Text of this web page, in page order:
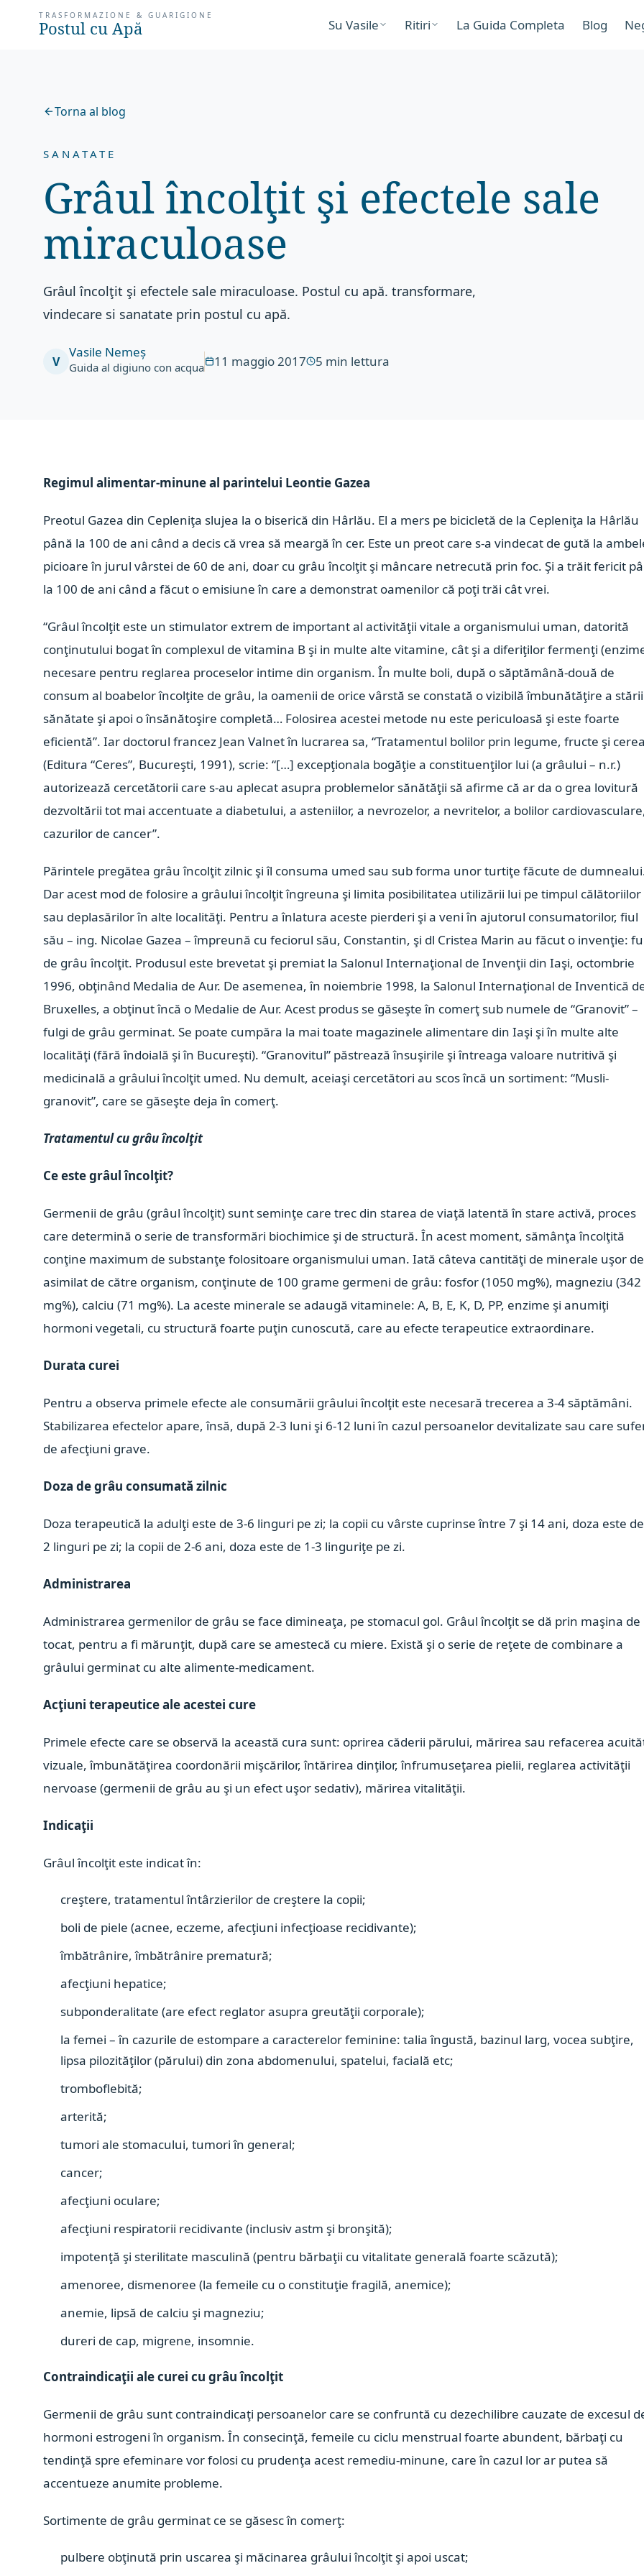
TRASFORMAZIONE & GUARIGIONE
Postul cu Apă Su Vasile Ritiri La Guida Completa Blog
Torna al blog
SANATATE
Grâul încolţit şi efectele sale
miraculoase
Grâul încolţit şi efectele sale miraculoase. Postul cu apă. transformare,
vindecare si sanatate prin postul cu apă.
V
Vasile Nemeș
Guida al digiuno con acqua 11 maggio 2017 5 min lettura
Regimul alimentar-minune al parintelui Leontie Gazea
Preotul Gazea din Cepleniţa slujea la o biserică din Hârlău. El a mers pe bicicletă de la Cepleniţa la Hârlău
până la 100 de ani când a decis că vrea să meargă în cer. Este un preot care s-a vindecat de gută la
picioare în jurul vârstei de 60 de ani, doar cu grâu încolţit şi mâncare netrecută prin foc. Şi a trăit fericit
la 100 de ani când a făcut o emisiune în care a demonstrat oamenilor că poţi trăi cât vrei.
“Grâul încolţit este un stimulator extrem de important al activităţii vitale a organismului uman, datorită
conţinutului bogat în complexul de vitamina B şi in multe alte vitamine, cât şi a diferiţilor fermenţi
necesare pentru reglarea proceselor intime din organism. În multe boli, după o săptămână-două de
consum al boabelor încolţite de grâu, la oamenii de orice vârstă se constată o vizibilă îmbunătăţire a
sănătate şi apoi o însănătoşire completă… Folosirea acestei metode nu este periculoasă şi este foarte
eficientă”. Iar doctorul francez Jean Valnet în lucrarea sa, “Tratamentul bolilor prin legume, fructe şi
(Editura “Ceres”, Bucureşti, 1991), scrie: “[…] excepţionala bogăţie a constituenţilor lui (a grâului – n.r.)
autorizează cercetătorii care s-au aplecat asupra problemelor sănătăţii să afirme că ar da o grea lovitură
dezvoltării tot mai accentuate a diabetului, a asteniilor, a nevrozelor, a nevritelor, a bolilor
cazurilor de cancer”.
Părintele pregătea grâu încolţit zilnic şi îl consuma umed sau sub forma unor turtiţe făcute de
Dar acest mod de folosire a grâului încolţit îngreuna şi limita posibilitatea utilizării lui pe timpul călătoriilor
sau deplasărilor în alte localităţi. Pentru a înlatura aceste pierderi şi a veni în ajutorul consumatorilor, fiul
său – ing. Nicolae Gazea – împreună cu feciorul său, Constantin, şi dl Cristea Marin au făcut o invenţie:
de grâu încolţit. Produsul este brevetat şi premiat la Salonul Internaţional de Invenţii din Iaşi, octombrie
1996, obţinând Medalia de Aur. De asemenea, în noiembrie 1998, la Salonul Internaţional de Inventică
Bruxelles, a obţinut încă o Medalie de Aur. Acest produs se găseşte în comerţ sub numele de “Granovit” –
fulgi de grâu germinat. Se poate cumpăra la mai toate magazinele alimentare din Iaşi şi în multe alte
localităţi (fără îndoială şi în Bucureşti). “Granovitul” păstrează însuşirile şi întreaga valoare nutritivă şi
medicinală a grâului încolţit umed. Nu demult, aceiaşi cercetători au scos încă un sortiment: “Musli-
granovit”, care se găseşte deja în comerţ.
Tratamentul cu grâu încolţit
Ce este grâul încolţit?
Germenii de grâu (grâul încolţit) sunt seminţe care trec din starea de viaţă latentă în stare activă, proces
care determină o serie de transformări biochimice şi de structură. În acest moment, sămânţa încolţită
conţine maximum de substanţe folositoare organismului uman. Iată câteva cantităţi de minerale uşor de
asimilat de către organism, conţinute de 100 grame germeni de grâu: fosfor (1050 mg%), magneziu (342
mg%), calciu (71 mg%). La aceste minerale se adaugă vitaminele: A, B, E, K, D, PP, enzime şi anumiţi
hormoni vegetali, cu structură foarte puţin cunoscută, care au efecte terapeutice extraordinare.
Durata curei
Pentru a observa primele efecte ale consumării grâului încolţit este necesară trecerea a 3-4 săptămâni.
Stabilizarea efectelor apare, însă, după 2-3 luni şi 6-12 luni în cazul persoanelor devitalizate sau care
de afecţiuni grave.
Doza de grâu consumată zilnic
Doza terapeutică la adulţi este de 3-6 linguri pe zi; la copii cu vârste cuprinse între 7 şi 14 ani, doza este
2 linguri pe zi; la copii de 2-6 ani, doza este de 1-3 linguriţe pe zi.
Administrarea
Administrarea germenilor de grâu se face dimineaţa, pe stomacul gol. Grâul încolţit se dă prin maşina de
tocat, pentru a fi mărunţit, după care se amestecă cu miere. Există şi o serie de reţete de combinare a
grâului germinat cu alte alimente-medicament.
Acţiuni terapeutice ale acestei cure
Primele efecte care se observă la această cura sunt: oprirea căderii părului, mărirea sau refacerea
vizuale, îmbunătăţirea coordonării mişcărilor, întărirea dinţilor, înfrumuseţarea pielii, reglarea activităţii
nervoase (germenii de grâu au şi un efect uşor sedativ), mărirea vitalităţii.
Indicaţii
Grâul încolţit este indicat în:
creştere, tratamentul întârzierilor de creştere la copii;
boli de piele (acnee, eczeme, afecţiuni infecţioase recidivante);
îmbătrânire, îmbătrânire prematură;
afecţiuni hepatice;
subponderalitate (are efect reglator asupra greutăţii corporale);
la femei – în cazurile de estompare a caracterelor feminine: talia îngustă, bazinul larg, vocea subţire,
lipsa pilozităţilor (părului) din zona abdomenului, spatelui, facială etc;
tromboflebită;
arterită;
tumori ale stomacului, tumori în general;
cancer;
afecţiuni oculare;
afecţiuni respiratorii recidivante (inclusiv astm şi bronşită);
impotenţă şi sterilitate masculină (pentru bărbaţii cu vitalitate generală foarte scăzută);
amenoree, dismenoree (la femeile cu o constituţie fragilă, anemice);
anemie, lipsă de calciu şi magneziu;
dureri de cap, migrene, insomnie.
Contraindicaţii ale curei cu grâu încolţit
Germenii de grâu sunt contraindicaţi persoanelor care se confruntă cu dezechilibre cauzate de excesul
hormoni estrogeni în organism. În consecinţă, femeile cu ciclu menstrual foarte abundent, bărbaţi cu
tendinţă spre efeminare vor folosi cu prudenţa acest remediu-minune, care în cazul lor ar putea să
accentueze anumite probleme.
Sortimente de grâu germinat ce se găsesc în comerţ:
pulbere obţinută prin uscarea şi măcinarea grâului încolţit şi apoi uscat;